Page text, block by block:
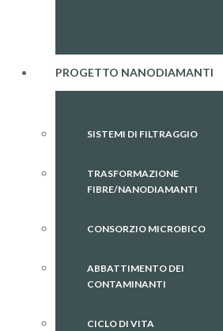
PROGETTO NANODIAMANTI
SISTEMI DI FILTRAGGIO
TRASFORMAZIONE
FIBRE/NANODIAMANTI
CONSORZIO MICROBICO
ABBATTIMENTO DEI
CONTAMINANTI
CICLO DI VITA